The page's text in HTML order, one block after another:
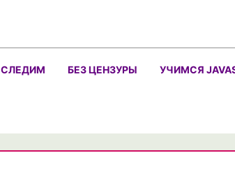
СЛЕДИМ БЕЗ ЦЕНЗУРЫ УЧИМСЯ